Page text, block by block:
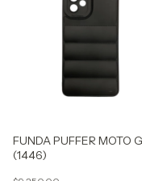
FUNDA PUFFER MOTO
(1446)